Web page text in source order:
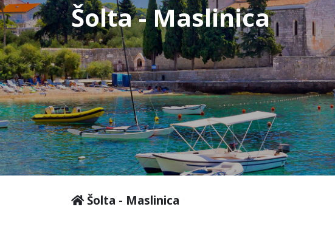
Šolta - Maslinica
Šolta - Maslinica